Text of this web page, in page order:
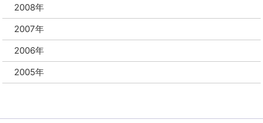
2008年
2007年
2006年
2005年